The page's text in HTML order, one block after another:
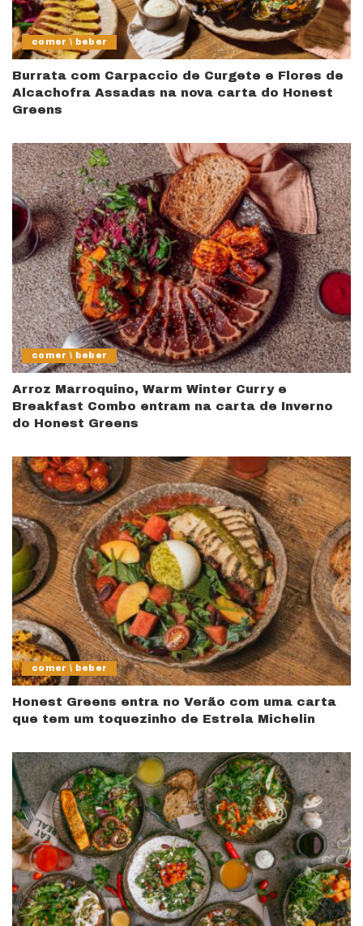
comer \ beber
Burrata com Carpaccio de Curgete e Flores de
Alcachofra Assadas na nova carta do Honest
Greens
comer \ beber
Arroz Marroquino, Warm Winter Curry e
Breakfast Combo entram na carta de Inverno
do Honest Greens
comer \ beber
Honest Greens entra no Verão com uma carta
que tem um toquezinho de Estrela Michelin